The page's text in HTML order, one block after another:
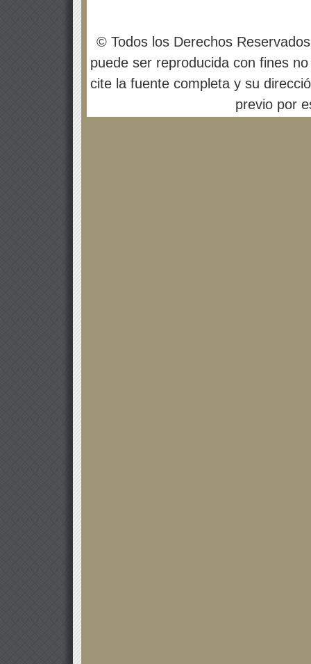
© Todos los Derechos
puede ser reproducida con fines
cite la fuente completa y su
previo por